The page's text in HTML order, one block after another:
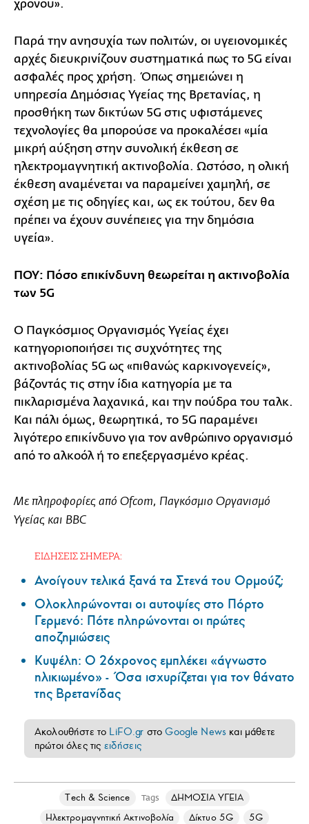
χρόνου».
Παρά την ανησυχία των πολιτών, οι υγειονομικές
αρχές διευκρινίζουν συστηματικά πως το 5G είναι
ασφαλές προς χρήση. Όπως σημειώνει η
υπηρεσία Δημόσιας Υγείας της Βρετανίας, η
προσθήκη των δικτύων 5G στις υφιστάμενες
τεχνολογίες θα μπορούσε να προκαλέσει «μία
μικρή αύξηση στην συνολική έκθεση σε
ηλεκτρομαγνητική ακτινοβολία. Ωστόσο, η ολική
έκθεση αναμένεται να παραμείνει χαμηλή, σε
σχέση με τις οδηγίες και, ως εκ τούτου, δεν θα
πρέπει να έχουν συνέπειες για την δημόσια
υγεία».
ΠΟΥ: Πόσο επικίνδυνη θεωρείται η ακτινοβολία
των 5G
Ο Παγκόσμιος Οργανισμός Υγείας έχει
κατηγοριοποιήσει τις συχνότητες της
ακτινοβολίας 5G ως «πιθανώς καρκινογενείς»,
βάζοντάς τις στην ίδια κατηγορία με τα
πικλαρισμένα λαχανικά, και την πούδρα του ταλκ.
Και πάλι όμως, θεωρητικά, το 5G παραμένει
λιγότερο επικίνδυνο για τον ανθρώπινο οργανισμό
από το αλκοόλ ή το επεξεργασμένο κρέας.
Με πληροφορίες από Ofcom, Παγκόσμιο Οργανισμό
Υγείας και BBC
ΕΙΔΗΣΕΙΣ ΣΗΜΕΡΑ:
Ανοίγουν τελικά ξανά τα Στενά του Ορμούζ;
Ολοκληρώνονται οι αυτοψίες στο Πόρτο
Γερμενό: Πότε πληρώνονται οι πρώτες
αποζημιώσεις
Κυψέλη: Ο 26χρονος εμπλέκει «άγνωστο
ηλικιωμένο» - Όσα ισχυρίζεται για τον θάνατο
της Βρετανίδας
Ακολουθήστε το LiFO.gr στοGoogle News και μάθετε
πρώτοι όλες τις ειδήσεις
Τech & Science Tags
ΔΗΜΟΣΙΑ ΥΓΕΙΑ
Ηλεκτρομαγνητική Ακτινοβολία
Δίκτυο 5G 5G